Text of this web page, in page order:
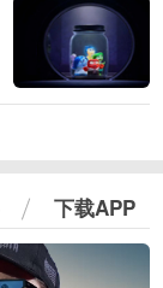
下载APP